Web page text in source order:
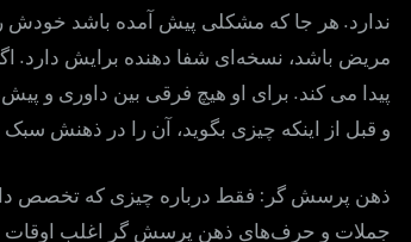
ندارد. هر جا که مشکلی پیش آمده باشد خودش
مریض باشد، نسخه‌ای شفا دهنده برایش دارد.
پیدا می کند. برای او هیچ فرقی بین داوری و
و قبل از اینکه چیزی بگوید، آن را در ذهنش
ذهن پرسش گر : فقط درباره چیزی که تخصص
جملات و حرف‌های ذهن پرسش گر اغلب اوقات